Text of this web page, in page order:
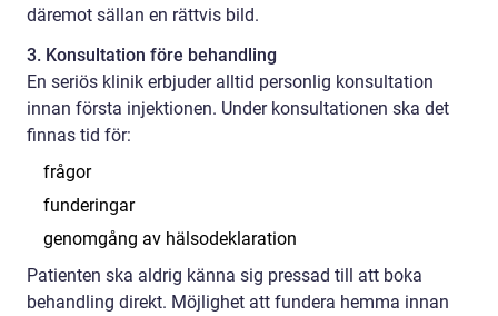
däremot sällan en rättvis bild.
3. Konsultation före behandling
En seriös klinik erbjuder alltid personlig konsultation
innan första injektionen. Under konsultationen ska det
finnas tid för:
frågor
funderingar
genomgång av hälsodeklaration
Patienten ska aldrig känna sig pressad till att boka
behandling direkt. Möjlighet att fundera hemma innan